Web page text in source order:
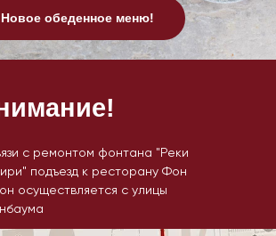
Новое обеденное меню!
с ремонтом фонтана "Реки
подъезд к ресторану Фон
осуществляется с улицы